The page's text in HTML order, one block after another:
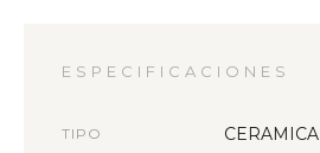
ESPECIFICACIONES
TIPO CERAMICA